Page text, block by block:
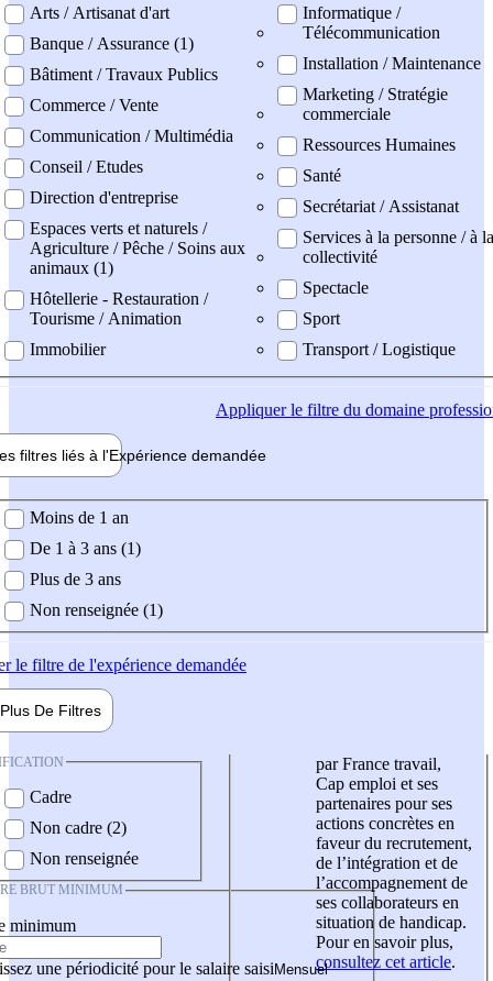
Arts / Artisanat d'art
Banque / Assurance (1)
Bâtiment / Travaux Publics
Commerce / Vente
Communication / Multimédia
Conseil / Etudes
Direction d'entreprise
Espaces verts et naturels /
Agriculture / Pêche / Soins aux
animaux (1)
Hôtellerie - Restauration /
Tourisme / Animation
Immobilier
Informatique /
Télécommunication
Installation / Maintenance
Marketing / Stratégie
commerciale
Ressources Humaines
Santé
Secrétariat / Assistanat
Services à la personne / à la
collectivité
Spectacle
Sport
Transport / Logistique
Appliquerle filtre du domaine
filtres liés à l'Expérience demandée
demandée
Moins de 1 an
De 1 à 3 ans (1)
Plus de 3 ans
Non renseignée (1)
le filtre de l'expérience demandée
Plus De Filtres
Cadre
Non cadre (2)
Non renseignée
BRUT MINIMUM
minimum
une périodicité pour le salaire saisi
par France travail,
Cap emploi et ses
partenaires pour ses
actions concrètes en
faveur du recrutement,
de l’intégration et de
l’accompagnement de
ses collaborateurs en
situation de handicap.
Pour en savoir plus,
consultez cet article.